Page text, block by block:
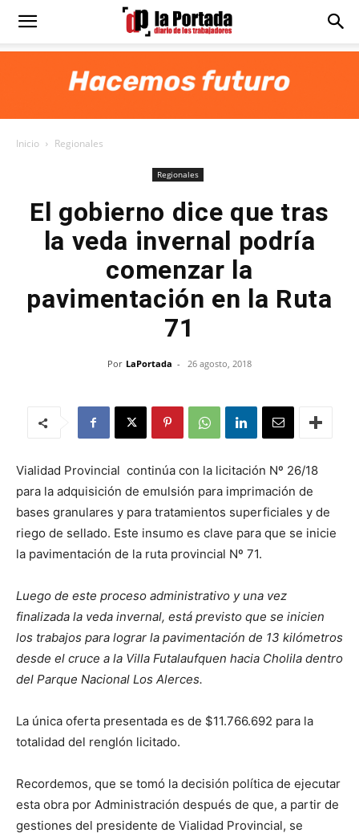
Diario
Inicio Regionales
Regionales
El gobierno dice que tras
la veda invernal podría
comenzar la
pavimentación en la Ruta
71
Por LaPortada - 26 agosto, 2018
Vialidad Provincial continúa con la licitación Nº 26/18
para la adquisición de emulsión para imprimación de
bases granulares y para tratamientos superficiales y de
riego de sellado. Este insumo es clave para que se inicie
la pavimentación de la ruta provincial Nº 71.
Luego de este proceso administrativo y una vez
finalizada la veda invernal, está previsto que se inicien
los trabajos para lograr la pavimentación de 13 kilómetros
desde el cruce a la Villa Futalaufquen hacia Cholila dentro
del Parque Nacional Los Alerces.
La única oferta presentada es de $11.766.692 para la
totalidad del renglón licitado.
Recordemos, que se tomó la decisión política de ejecutar
esta obra por Administración después de que, a partir de
gestiones del presidente de Vialidad Provincial, se